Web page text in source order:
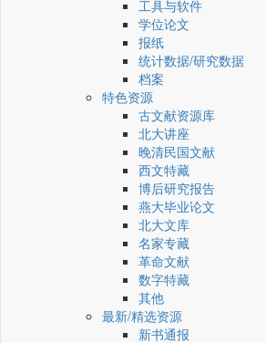
工具与软件
学位论文
报纸
统计数据/研究数据
档案
特色资源
古文献资源库
北大讲座
晚清民国文献
西文特藏
博后研究报告
燕大毕业论文
北大文库
名家专藏
革命文献
数字特藏
其他
最新/精选资源
新书通报